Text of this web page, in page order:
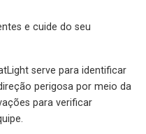
e cuide do seu
serve para identificar
perigosa por meio da
para verificar